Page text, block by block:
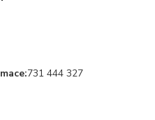
731 444 327